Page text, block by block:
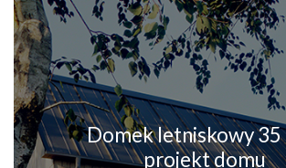
Domek letniskowy 35
projekt domu